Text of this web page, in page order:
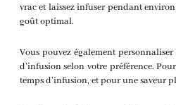
vrac et laissez infuser pendant
goût optimal.
Vous pouvez également
d’infusion selon votre préférence.
temps d’infusion, et pour une saveur